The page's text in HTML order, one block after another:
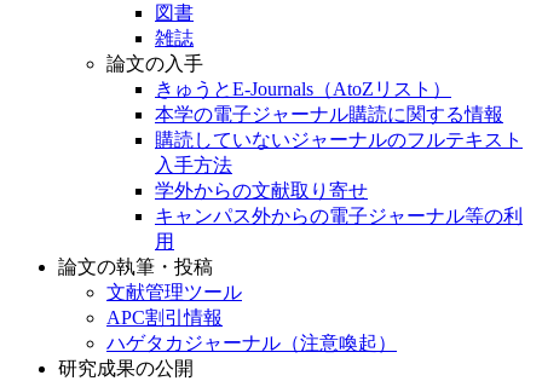
図書
雑誌
論文の入手
きゅうとE-Journals（AtoZリスト）
本学の電子ジャーナル購読に関する情報
購読していないジャーナルのフルテキスト
入手方法
学外からの文献取り寄せ
キャンパス外からの電子ジャーナル等の利
用
論文の執筆・投稿
文献管理ツール
APC割引情報
ハゲタカジャーナル（注意喚起）
研究成果の公開